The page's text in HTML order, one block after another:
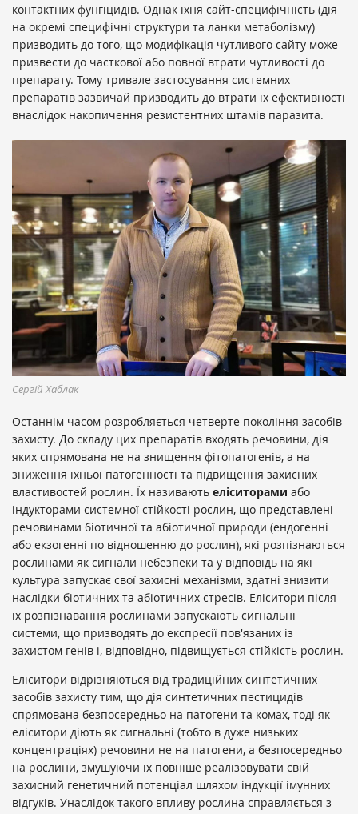
контактних фунгіцидів. Однак їхня сайт-специфічність (дія
на окремі специфічні структури та ланки метаболізму)
призводить до того, що модифікація чутливого сайту може
призвести до часткової або повної втрати чутливості до
препарату. Тому тривале застосування системних
препаратів зазвичай призводить до втрати їх ефективності
внаслідок накопичення резистентних штамів паразита.
Сергій Хаблак
Останнім часом розробляється четверте покоління засобів
захисту. До складу цих препаратів входять речовини, дія
яких спрямована не на знищення фітопатогенів, а на
зниження їхньої патогенності та підвищення захисних
властивостей рослин. Їх називають еліситорами або
індукторами системної стійкості рослин, що представлені
речовинами біотичної та абіотичної природи (ендогенні
або екзогенні по відношенню до рослин), які розпізнаються
рослинами як сигнали небезпеки та у відповідь на які
культура запускає свої захисні механізми, здатні знизити
наслідки біотичних та абіотичних стресів. Еліситори після
їх розпізнавання рослинами запускають сигнальні
системи, що призводять до експресії пов'язаних із
захистом генів і, відповідно, підвищується стійкість рослин.
Еліситори відрізняються від традиційних синтетичних
засобів захисту тим, що дія синтетичних пестицидів
спрямована безпосередньо на патогени та комах, тоді як
еліситори діють як сигнальні (тобто в дуже низьких
концентраціях) речовини не на патогени, а безпосередньо
на рослини, змушуючи їх повніше реалізовувати свій
захисний генетичний потенціал шляхом індукції імунних
відгуків. Унаслідок такого впливу рослина справляється з